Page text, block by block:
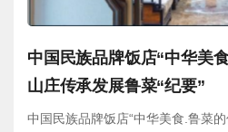
中国民族品牌饭店“中华
山庄传承发展鲁菜“纪要”
中国民族品牌饭店“中华美食.鲁菜